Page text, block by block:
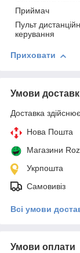
Приймач
Пульт
керування
Приховати
Умови
Доставка
Нова Пошта
Магазини
Укрпошта
Самовивіз
Всі умови
Умови оплати